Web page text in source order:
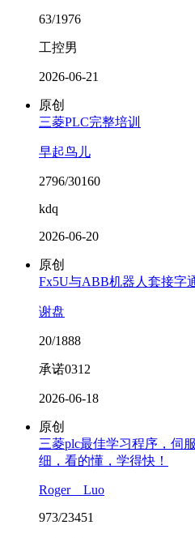
63/1976
工控男
2026-06-21
原创
三菱PLC完整培训
早起鸟儿
2796/30160
kdq
2026-06-20
原创
Fx5U与ABB机器人套接字
谢盘
20/1888
承诺0312
2026-06-18
原创
三菱plc最佳学习程序，伺
细，看的懂，学得快！
Roger__Luo
973/23451